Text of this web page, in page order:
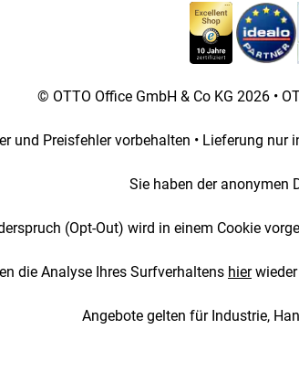
© OTTO Office GmbH & Co KG 2026 •
und Preisfehler vorbehalten • Lieferung nur
Sie haben der anonymen
(Opt-Out) wird in einem Cookie
die Analyse Ihres Surfverhaltens hierwieder
Angebote gelten für Industrie,